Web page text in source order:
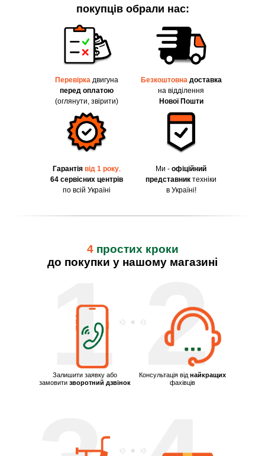
покупців обрали нас:
Перевірка двигуна
перед оплатою
(оглянути, звірити)
Гарантія від 1 року.
64 сервісних центрів
по всій Україні
Безкоштовна доставка
на відділення
Нової Пошти
Ми - офіційний
представник техніки
в Україні!
1 2
Залишити заявку або
замовити зворотний дзвінок
Консультація від найкращих
фахівців
4 простих кроки
до покупки у нашому магазині